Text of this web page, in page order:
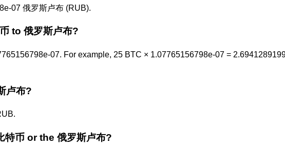
07 俄罗斯卢布 (RUB).
to 俄罗斯卢布?
07. For example, 25 BTC × 1.07765156798e-07 =
卢布?
币 or the 俄罗斯卢布?